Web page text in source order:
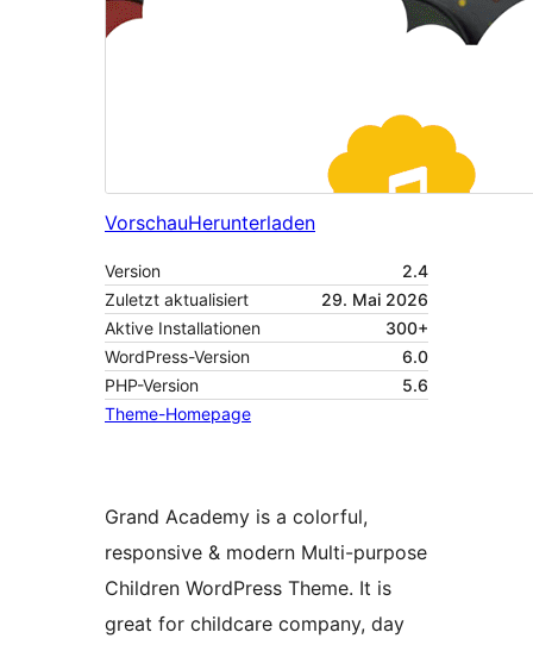
VorschauHerunterladen
Version
2.4
Zuletzt aktualisiert
29. Mai 2026
Aktive Installationen
300+
WordPress-Version
6.0
PHP-Version
5.6
Theme-Homepage
Grand Academy is a colorful,
responsive & modern Multi-purpose
Children WordPress Theme. It is
great for childcare company, day